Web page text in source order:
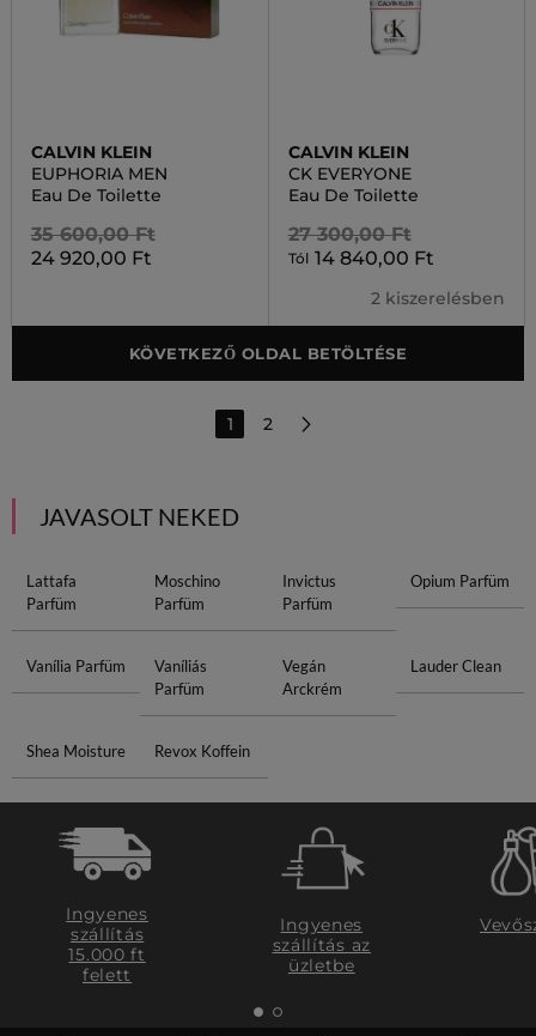
CALVIN KLEIN
EUPHORIA MEN
Eau De Toilette
35 600,00 Ft
24 920,00 Ft
CALVIN KLEIN
CK EVERYONE
Eau De Toilette
27 300,00 Ft
Tól 14 840,00 Ft
2 kiszerelésben
KÖVETKEZŐ OLDAL BETÖLTÉSE
1 2
JAVASOLT NEKED
Lattafa
Parfüm
Moschino
Parfüm
Invictus
Parfüm
Opium Parfüm
Vanília Parfüm
Vaníliás
Parfüm
Vegán
Arckrém
Lauder Clean
Shea Moisture Revox Koffein
Ingyenes
szállítás
15.000 ft
felett
Ingyenes
szállítás az
üzletbe